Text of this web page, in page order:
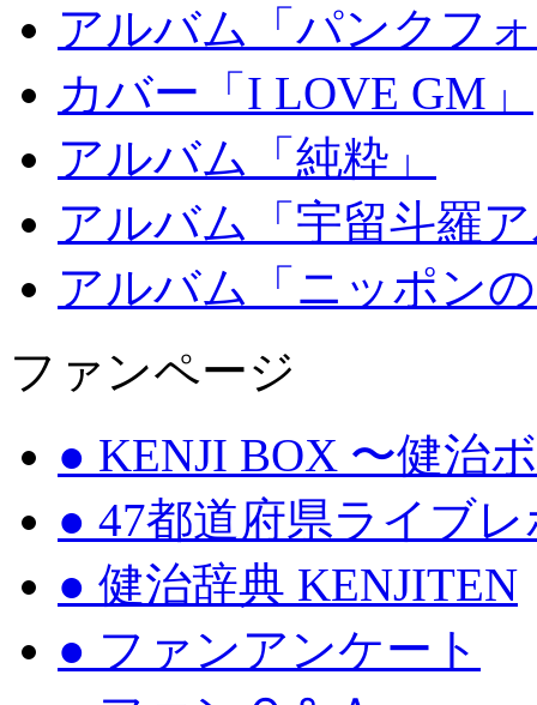
アルバム「パンクフ
カバー「I LOVE GM」
アルバム「純粋」
アルバム「宇留斗羅
アルバム「ニッポン
ファンページ
● KENJI BOX 〜健治
● 47都道府県ライブ
● 健治辞典 KENJITEN
● ファンアンケート